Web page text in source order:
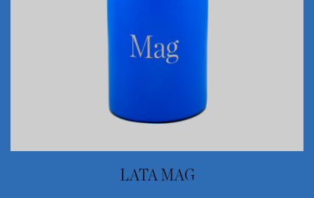
LATA MAG